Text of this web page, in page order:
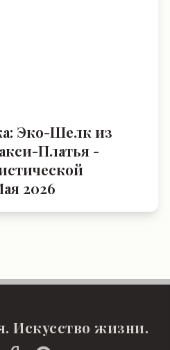
Эко-Шелк из
Платья -
2026
Искусство жизни.